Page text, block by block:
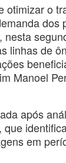
otimizar o
dos
nesta
linhas de
Manoel
após
que
em